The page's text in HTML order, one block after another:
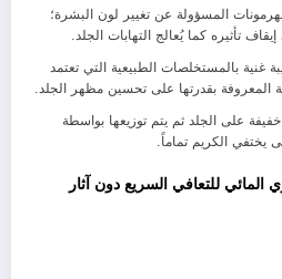
المسؤولة عن تغيير لون البشرة؛
تأثيره كما يُعالج التهابات الجلد.
غنية بالمستخلصات الطبيعية التي تعتمد
المعروفة بقدرتها على تحسين مظهر الجلد.
على الجلد ثم يتم توزيعها بواسطة
يختفي الكريم تماماً.
المائي للتعافي السريع دون آثار